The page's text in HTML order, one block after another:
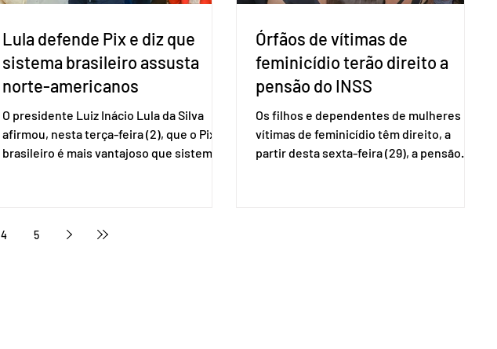
Lula defende Pix e diz que
sistema brasileiro assusta
norte-americanos
O presidente Luiz Inácio Lula da Silva
afirmou, nesta terça-feira (2), que o Pix
brasileiro é mais vantajoso que sistemas
Lula destacou as vantagens da
Órfãos de vítimas de
feminicídio terão direito a
pensão do INSS
Os filhos e dependentes de mulheres
vítimas de feminicídio têm direito, a
partir desta sexta-feira (29), a pensão
4 5